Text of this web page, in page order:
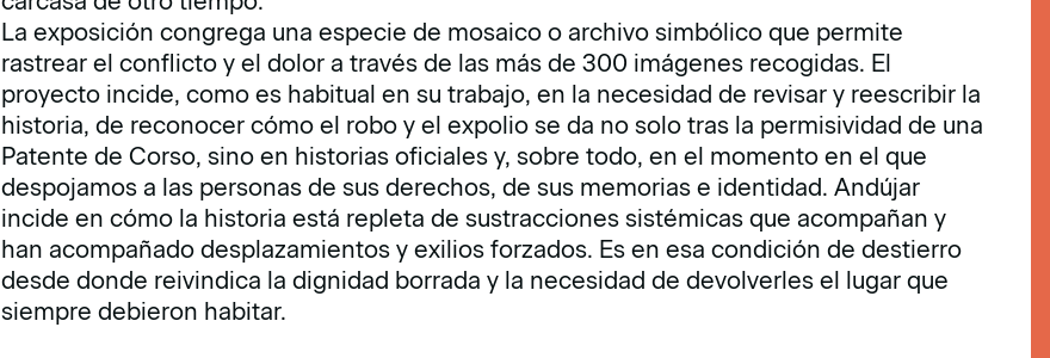
La exposición congrega una especie de mosaico o archivo simbólico que permite
rastrear el conflicto y el dolor a través de las más de 300 imágenes recogidas. El
proyecto incide, como es habitual en su trabajo, en la necesidad de revisar y reescribir la
historia, de reconocer cómo el robo y el expolio se da no solo tras la permisividad de una
Patente de Corso, sino en historias oficiales y, sobre todo, en el momento en el que
despojamos a las personas de sus derechos, de sus memorias e identidad. Andújar
incide en cómo la historia está repleta de sustracciones sistémicas que acompañan y
han acompañado desplazamientos y exilios forzados. Es en esa condición de destierro
desde donde reivindica la dignidad borrada y la necesidad de devolverles el lugar que
siempre debieron habitar.